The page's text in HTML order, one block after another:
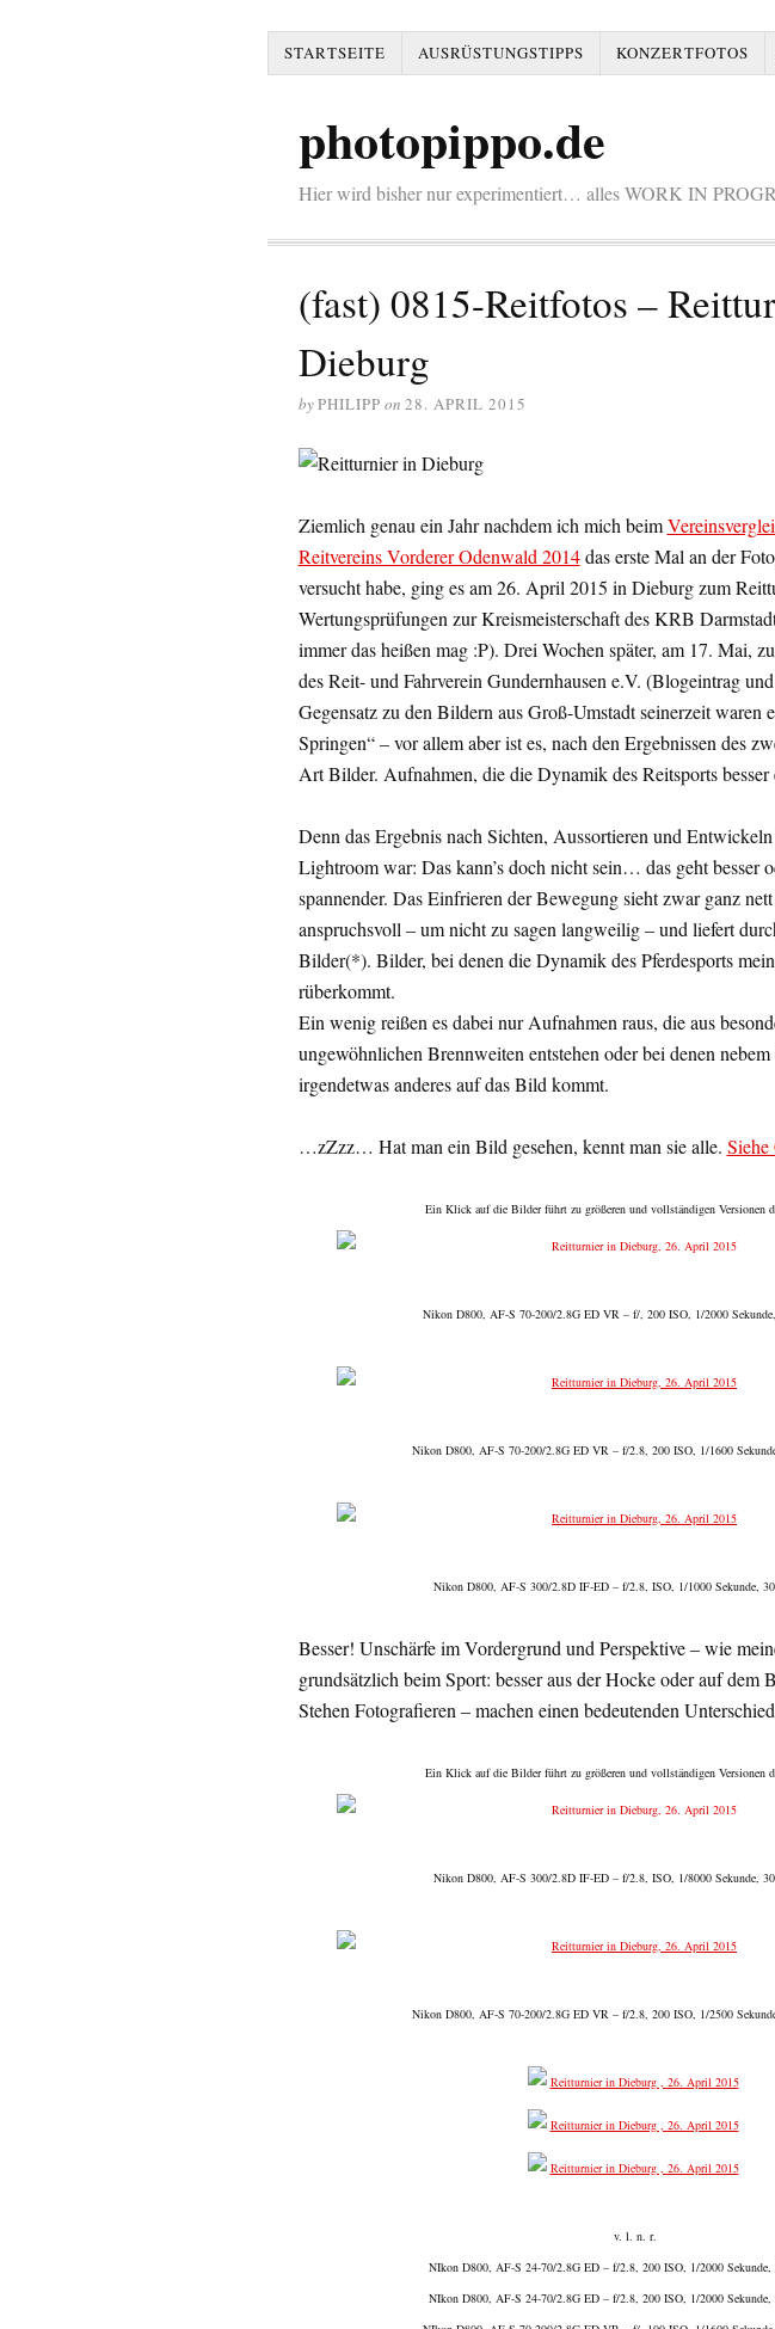
STARTSEITE AUSRÜSTUNGSTIPPS KONZERTFOTOS
photopippo.de
Hier wird bisher nur experimentiert… alles WORK IN
(fast) 0815-Reitfotos –
Dieburg
byPHILIPP on 28. APRIL 2015
Ziemlich genau ein Jahr nachdem ich mich beim
Reitvereins Vorderer Odenwald 2014das erste Mal an der
versucht habe, ging es am 26. April 2015 in Dieburg zum
Wertungsprüfungen zur Kreismeisterschaft des KRB
immer das heißen mag :P). Drei Wochen später, am 17. Mai,
des Reit- und Fahrverein Gundernhausen e.V. (Blogeintrag
Gegensatz zu den Bildern aus Groß-Umstadt seinerzeit waren
Springen“ – vor allem aber ist es, nach den Ergebnissen des
Art Bilder. Aufnahmen, die die Dynamik des Reitsports besser
Denn das Ergebnis nach Sichten, Aussortieren und
Lightroom war: Das kann’s doch nicht sein… das geht besser
spannender. Das Einfrieren der Bewegung sieht zwar ganz
anspruchsvoll – um nicht zu sagen langweilig – und liefert
Bilder(*). Bilder, bei denen die Dynamik des Pferdesports
rüberkommt.
Ein wenig reißen es dabei nur Aufnahmen raus, die aus
ungewöhnlichen Brennweiten entstehen oder bei denen
irgendetwas anderes auf das Bild kommt.
…zZzz… Hat man ein Bild gesehen, kennt man sie alle. Siehe
Ein Klick auf die Bilder führt zu größeren und vollständigen Versionen
Nikon D800, AF-S 70-200/2.8G ED VR – f/, 200 ISO, 1/2000
Nikon D800, AF-S 70-200/2.8G ED VR – f/2.8, 200 ISO, 1/1600
Nikon D800, AF-S 300/2.8D IF-ED – f/2.8, ISO, 1/1000 Sekunde,
Besser! Unschärfe im Vordergrund und Perspektive – wie
grundsätzlich beim Sport: besser aus der Hocke oder auf dem
Stehen Fotografieren – machen einen bedeutenden
Ein Klick auf die Bilder führt zu größeren und vollständigen Versionen
Nikon D800, AF-S 300/2.8D IF-ED – f/2.8, ISO, 1/8000 Sekunde,
Nikon D800, AF-S 70-200/2.8G ED VR – f/2.8, 200 ISO, 1/2500
v. l. n. r.
NIkon D800, AF-S 24-70/2.8G ED – f/2.8, 200 ISO, 1/2000
NIkon D800, AF-S 24-70/2.8G ED – f/2.8, 200 ISO, 1/2000